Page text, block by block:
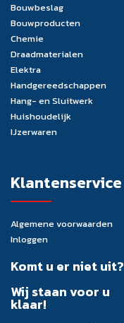
Bouwbeslag
Bouwproducten
Chemie
Draadmaterialen
Elektra
Handgereedschappen
Hang- en Sluitwerk
Huishoudelijk
IJzerwaren
Klantenservice
Algemene voorwaarden
Inloggen
Komt u er niet uit?
Wij staan voor u
klaar!